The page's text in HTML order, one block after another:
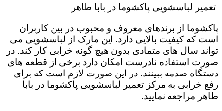
تعمیر لباسشویی پاکشوما در بابا طاهر
پاکشوما از برندهای معروف و محبوب در بین کاربران
است که کیفیت بالایی دارد. این مارک از لباسشویی می
تواند سال های متمادی بدون هیچ گونه خرابی کار کند. در
صورت استفاده نادرست امکان دارد برخی از قطعه های
دستگاه صدمه ببینند. در این صورت لازم است که برای
رفع خرابی به مرکز تعمیر لباسشویی پاکشوما در بابا
طاهر مراجعه نمایید.